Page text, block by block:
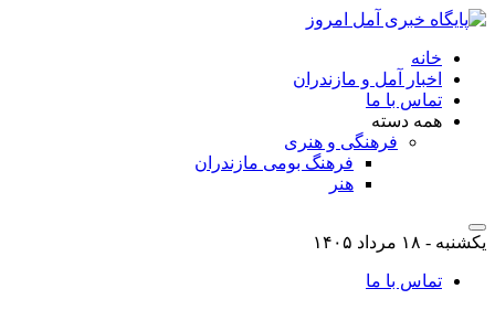
خانه
اخبار آمل و مازندران
تماس با ما
همه دسته
فرهنگی و هنری
فرهنگ بومی مازندران
هنر
یکشنبه - ۱۸ مرداد ۱۴۰۵
تماس با ما